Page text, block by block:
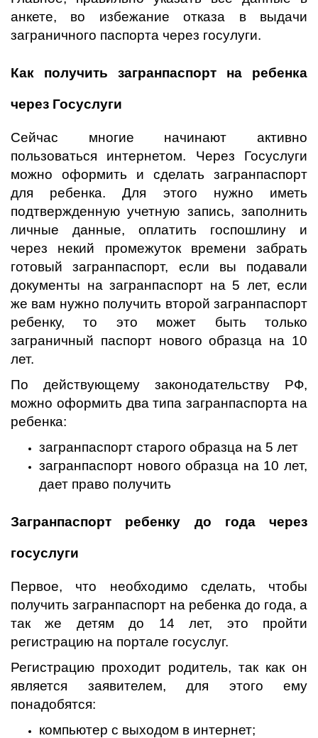
анкете, во избежание отказа в выдачи
заграничного паспорта через госулуги.
Как получить загранпаспорт на ребенка
через Госуслуги
Сейчас многие начинают активно
пользоваться интернетом. Через Госуслуги
можно оформить и сделать загранпаспорт
для ребенка. Для этого нужно иметь
подтвержденную учетную запись, заполнить
личные данные, оплатить госпошлину и
через некий промежуток времени забрать
готовый загранпаспорт, если вы подавали
документы на загранпаспорт на 5 лет, если
же вам нужно получить второй загранпаспорт
ребенку, то это может быть только
заграничный паспорт нового образца на 10
лет.
По действующему законодательству РФ,
можно оформить два типа загранпаспорта на
ребенка:
загранпаспорт старого образца на 5 лет
загранпаспорт нового образца на 10 лет,
дает право получить
Загранпаспорт ребенку до года через
госуслуги
Первое, что необходимо сделать, чтобы
получить загранпаспорт на ребенка до года, а
так же детям до 14 лет, это пройти
регистрацию на портале госуслуг.
Регистрацию проходит родитель, так как он
является заявителем, для этого ему
понадобятся:
компьютер с выходом в интернет;